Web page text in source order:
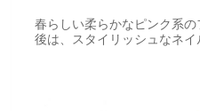
春らしい柔らかなピンク系
後は、スタイリッシュなネイ